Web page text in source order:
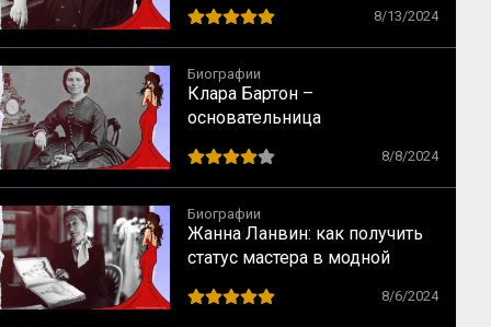
8/13/2024
Биографии
Клара Бартон –
основательница
Креста
8/8/2024
Биографии
Жанна Ланвин: как получить
статус мастера в модной
8/6/2024